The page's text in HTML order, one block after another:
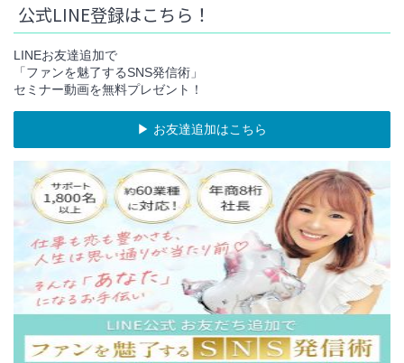
公式LINE登録はこちら！
LINEお友達追加で
「ファンを魅了するSNS発信術」
セミナー動画を無料プレゼント！
▶︎ お友達追加はこちら